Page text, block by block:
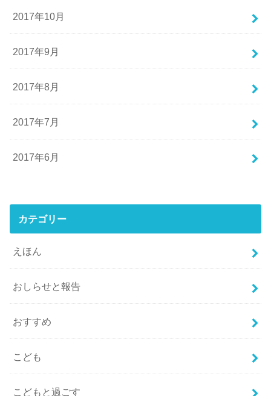
2017年10月
2017年9月
2017年8月
2017年7月
2017年6月
カテゴリー
えほん
おしらせと報告
おすすめ
こども
こどもと過ごす